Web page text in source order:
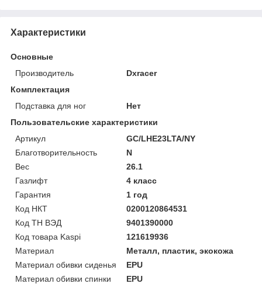
Характеристики
Основные
Производитель
Dxracer
Комплектация
Подставка для ног
Нет
Пользовательские характеристики
Артикул
GC/LHE23LTA/NY
Благотворительность
N
Вес
26.1
Газлифт
4 класс
Гарантия
1 год
Код НКТ
0200120864531
Код ТН ВЭД
9401390000
Код товара Kaspi
121619936
Материал
Металл, пластик, экокожа
Материал обивки сиденья
EPU
Материал обивки спинки
EPU